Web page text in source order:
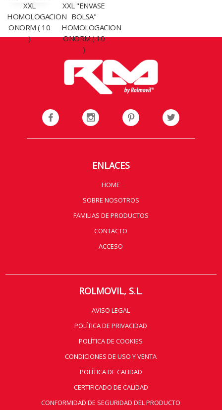
XXL
HOMOLOGACION
ONORM ( 10
)
XXL "ENVASE
BOLSA"
HOMOLOGACION
ONORM ( 10
)
ENLACES
HOME
SOBRE NOSOTROS
FAMILIAS DE PRODUCTOS
CONTACTO
ACCESO
ROLMOVIL, S.L.
AVISO LEGAL
POLÍTICA DE PRIVACIDAD
POLÍTICA DE COOKIES
CONDICIONES DE USO Y VENTA
POLÍTICA DE CALIDAD
CERTIFICADO DE CALIDAD
CONFORMIDAD DE SEGURIDAD DEL PRODUCTO